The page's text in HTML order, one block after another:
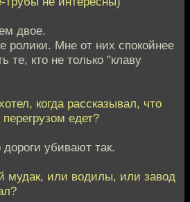
двое.
ролики. Мне от них спокойнее
те, кто не только "клаву
когда рассказывал, что
едет?
убивают так.
мудак, или водилы, или завод